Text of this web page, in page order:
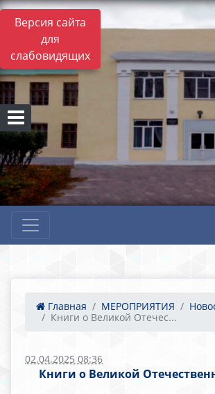
Версия сайта
для
слабовидящих
Главная МЕРОПРИЯТИЯ
Книги о Великой Отечес...
02.04.2025 08:36
Книги о Великой